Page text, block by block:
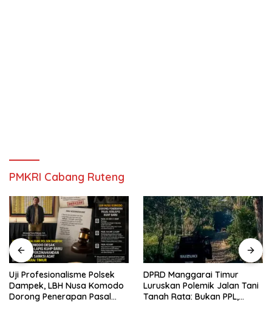
PMKRI Cabang Ruteng
Uji Profesionalisme Polsek
Dampek, LBH Nusa Komodo
Dorong Penerapan Pasal
DPRD Manggarai Timur
Luruskan Polemik Jalan Tani
Tanah Rata: Bukan PPL,